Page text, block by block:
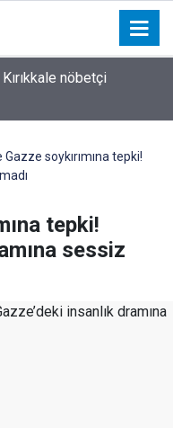
nöbetçi
Gazze soykırımına tepki!
tepki!
sessiz